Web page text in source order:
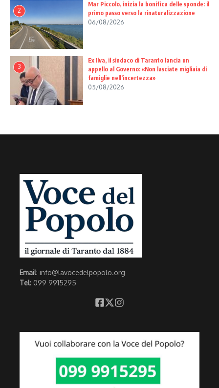
2
Mar Piccolo, inizia la bonifica delle sponde: il
primo passo verso la rinaturalizzazione
06/08/2026
3
Ex Ilva, il sindaco di Taranto lancia un
appello al Governo: «Non lasciate migliaia di
famiglie nell’incertezza»
05/08/2026
Email: info@lavocedelpopolo.org
Tel: 099 9915295